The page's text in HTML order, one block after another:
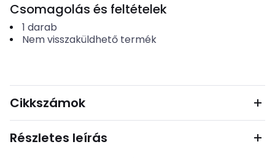
Csomagolás és feltételek
1 darab
Nem visszaküldhető termék
Cikkszámok
Részletes leírás